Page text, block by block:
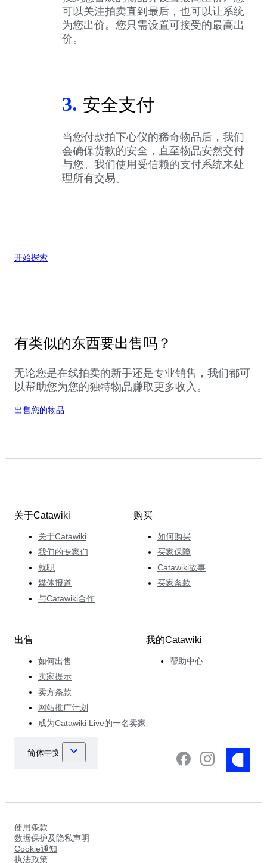
可以关注拍卖直到最后，也可以让系统
为您出价。您只需设置可接受的最高出
价。
3. 安全支付
当您付款拍下心仪的稀奇物品后，我们
会确保货款的安全，直至物品安然交付
与您。我们使用受信赖的支付系统来处
理所有交易。
开始探索
有类似的东西要出售吗？
无论您是在线拍卖的新手还是专业销售，我们都可
以帮助您为您的独特物品赚取更多收入。
出售您的物品
关于Catawiki
关于Catawiki
我们的专家们
就职
媒体报道
与Catawiki合作
购买
如何购买
买家保障
Catawiki故事
买家条款
出售
如何出售
卖家提示
卖方条款
网站推广计划
成为Catawiki Live的一名卖家
我的Catawiki
帮助中心
使用条款
数据保护及隐私声明
Cookie通知
执法政策